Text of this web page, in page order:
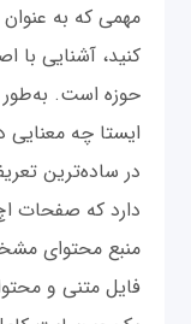
مهمی که به
کنید، آشنایی
حوزه است. به‌طور
ایستا چه معنایی
در ساده‌ترین
دارد که صفحات
منبع محتوای